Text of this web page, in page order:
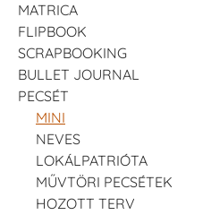
MATRICA
FLIPBOOK
SCRAPBOOKING
BULLET JOURNAL
PECSÉT
MINI
NEVES
LOKÁLPATRIÓTA
MŰVTÖRI PECSÉTEK
HOZOTT TERV